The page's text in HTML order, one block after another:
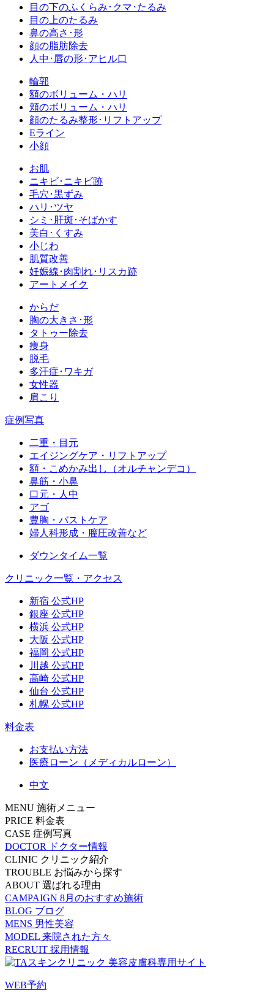
目の下のふくらみ･クマ･たるみ
目の上のたるみ
鼻の高さ･形
顔の脂肪除去
人中･唇の形･アヒル口
輪郭
額のボリューム・ハリ
頬のボリューム・ハリ
顔のたるみ整形･リフトアップ
Eライン
小顔
お肌
ニキビ･ニキビ跡
毛穴･黒ずみ
ハリ･ツヤ
シミ･肝斑･そばかす
美白･くすみ
小じわ
肌質改善
妊娠線･肉割れ･リスカ跡
アートメイク
からだ
胸の大きさ･形
タトゥー除去
痩身
脱毛
多汗症･ワキガ
女性器
肩こり
症例写真
二重・目元
エイジングケア・リフトアップ
額・こめかみ出し（オルチャンデコ）
鼻筋・小鼻
口元・人中
アゴ
豊胸・バストケア
婦人科形成・膣圧改善など
ダウンタイム一覧
クリニック一覧・アクセス
新宿 公式HP
銀座 公式HP
横浜 公式HP
大阪 公式HP
福岡 公式HP
川越 公式HP
高崎 公式HP
仙台 公式HP
札幌 公式HP
料金表
お支払い方法
医療ローン（メディカルローン）
中文
MENU 施術メニュー
PRICE 料金表
CASE 症例写真
DOCTOR
ドクター情報
CLINIC クリニック紹介
TROUBLE お悩みから探す
ABOUT 選ばれる理由
CAMPAIGN 8月のおすすめ施術
BLOG ブログ
MENS 男性美容
MODEL 来院された方々
RECRUIT 採用情報
WEB予約